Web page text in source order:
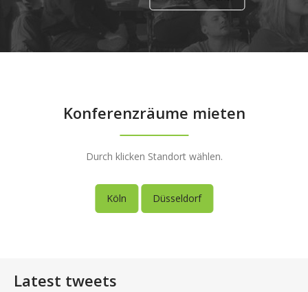
Konferenzräume mieten
Durch klicken Standort wählen.
Köln Düsseldorf
Latest tweets